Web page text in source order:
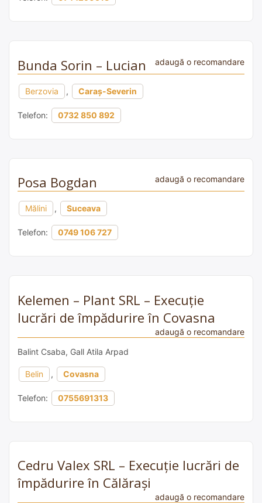
Bunda Sorin – Lucian adaugă o recomandare
Berzovia , Caraș-Severin
Telefon: 0732 850 892
Posa Bogdan adaugă o recomandare
Mălini , Suceava
Telefon: 0749 106 727
Kelemen – Plant SRL – Execuție
lucrări de împădurire în Covasna
adaugă o recomandare
Balint Csaba, Gall Atila Arpad
Belin , Covasna
Telefon: 0755691313
Cedru Valex SRL – Execuție lucrări de
împădurire în Călărași
adaugă o recomandare